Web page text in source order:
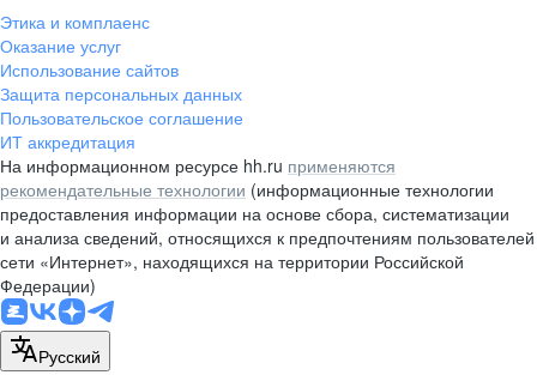
pr@rabota.by
Алматы
пр. Абая, д. 151, БЦ Алатау,
12 этаж, офис 1209
+7 727 232-13-13
pr@headhunter.com.kz
Этика и комплаенс
Оказание услуг
Использование сайтов
Защита персональных данных
Пользовательское соглашение
ИТ аккредитация
На информационном ресурсе hh.ru применяются
рекомендательные технологии (информационные технологии
предоставления информации на основе сбора, систематизации
и анализа сведений, относящихся к предпочтениям пользователей
сети «Интернет», находящихся на территории Российской
Федерации)
Русский